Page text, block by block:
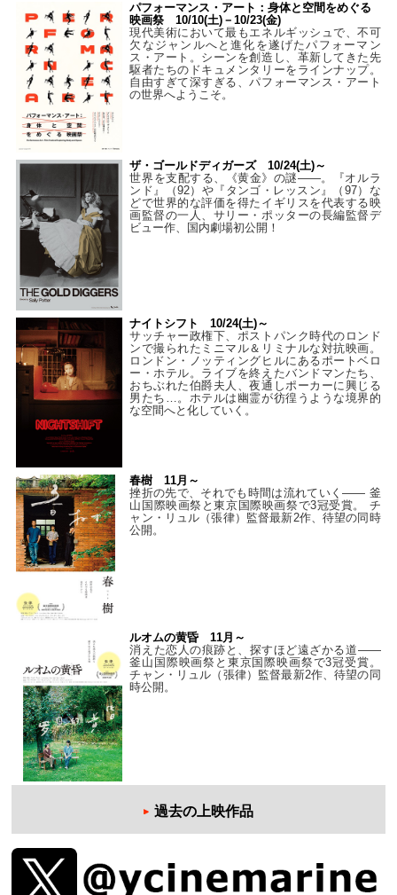
パフォーマンス・アート：身体と空間をめぐる
映画祭 10/10(土)－10/23(金)
現代美術において最もエネルギッシュで、不可
欠なジャンルへと進化を遂げたパフォーマン
ス・アート。シーンを創造し、革新してきた先
駆者たちのドキュメンタリーをラインナップ。
自由すぎて深すぎる、パフォーマンス・アート
の世界へようこそ。
ザ・ゴールドディガーズ 10/24(土)～
世界を支配する、《黄金》の謎――。『オルラ
ンド』（92）や『タンゴ・レッスン』（97）な
どで世界的な評価を得たイギリスを代表する映
画監督の一人、サリー・ポッターの長編監督デ
ビュー作、国内劇場初公開！
ナイトシフト 10/24(土)～
サッチャー政権下、ポストパンク時代のロンド
ンで撮られたミニマル＆リミナルな対抗映画。
ロンドン・ノッティングヒルにあるポートベロ
ー・ホテル。ライブを終えたバンドマンたち、
おちぶれた伯爵夫人、夜通しポーカーに興じる
男たち…。ホテルは幽霊が彷徨うような境界的
な空間へと化していく。
春樹 11月～
挫折の先で、それでも時間は流れていく—— 釜
山国際映画祭と東京国際映画祭で3冠受賞。 チ
ャン・リュル（張律）監督最新2作、待望の同時
公開。
ルオムの黄昏 11月～
消えた恋人の痕跡と、探すほど遠ざかる道——
釜山国際映画祭と東京国際映画祭で3冠受賞。
チャン・リュル（張律）監督最新2作、待望の同
時公開。
過去の上映作品